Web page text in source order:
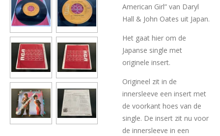
American Girl” van Daryl
Hall & John Oates uit Japan.
Het gaat hier om de
Japanse single met
originele insert.
Origineel zit in de
innersleeve een insert met
de voorkant hoes van de
single. De insert zit nu voor
de innersleeve in een